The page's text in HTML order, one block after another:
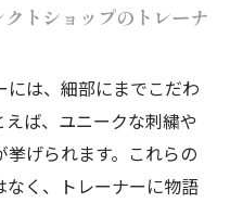
る日常のファッショ
レーナーで発見する
ョップのトレーナー
トショップのトレーナ
は、細部にまでこだわ
ば、ユニークな刺繍や
げられます。これらの
く、トレーナーに物語